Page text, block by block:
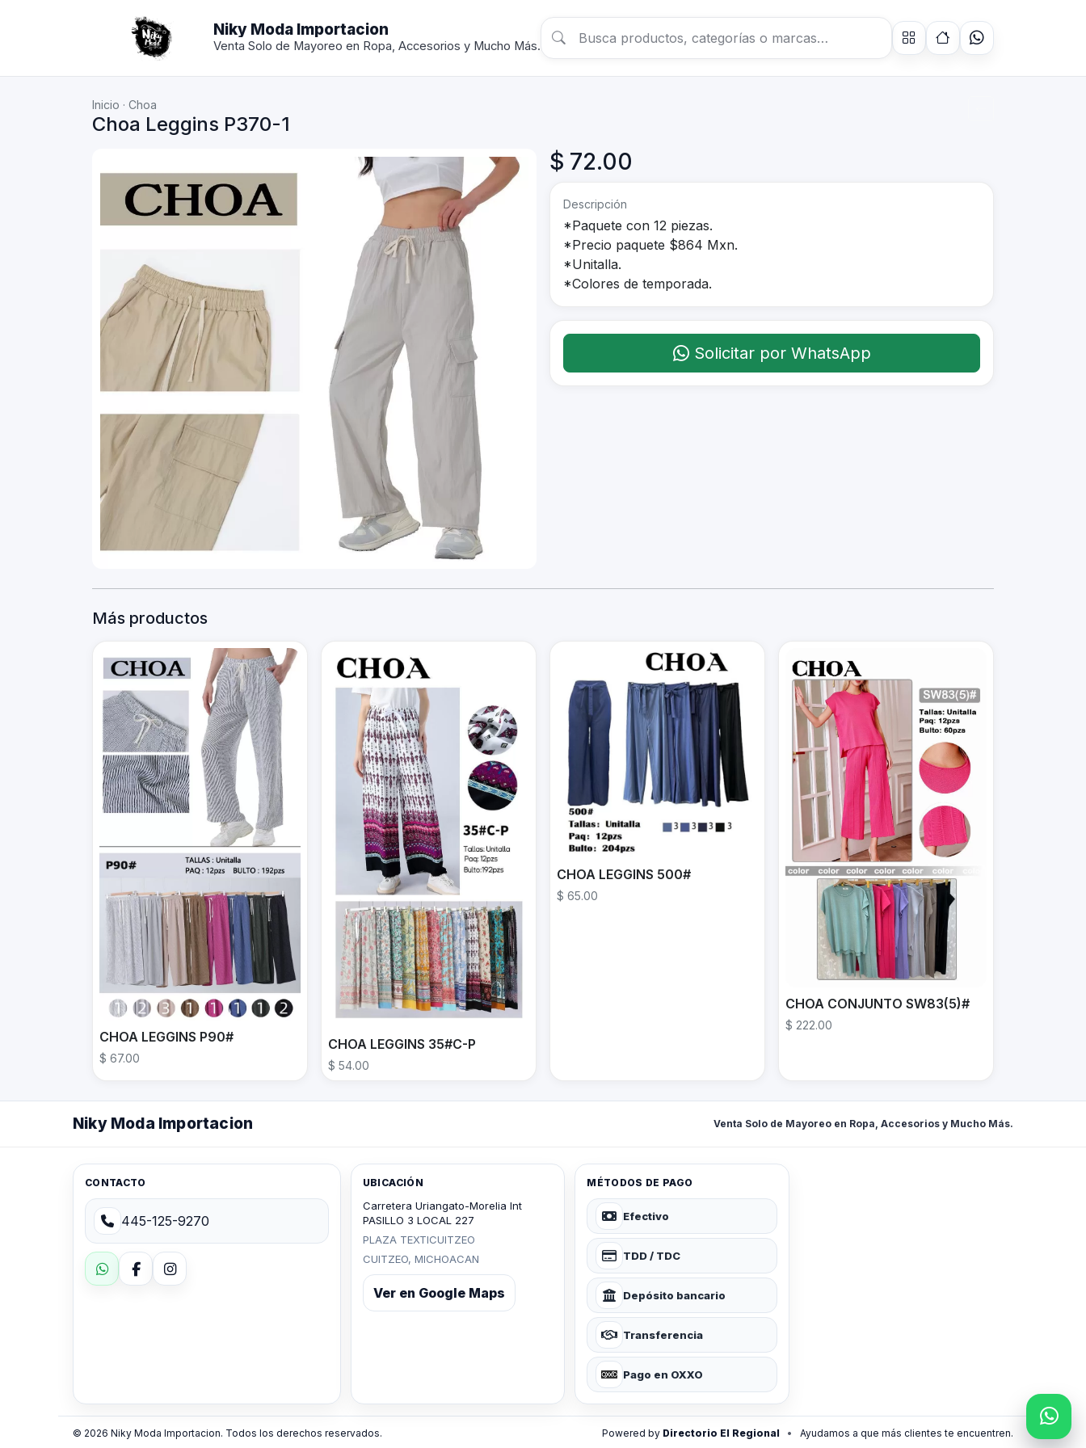
Niky Moda Importacion
Venta Solo de Mayoreo en Ropa, Accesorios y Mucho Más.
Inicio · Choa
Choa Leggins P370-1
$ 72.00
Descripción
*Paquete con 12 piezas.
*Precio paquete $864 Mxn.
*Unitalla.
*Colores de temporada.
Solicitar por WhatsApp
Más productos
CHOA LEGGINS P90#
$ 67.00
CHOA LEGGINS 35#C-P
$ 54.00
CHOA LEGGINS 500#
$ 65.00
CHOA CONJUNTO SW83(5)#
$ 222.00
Niky Moda Importacion Venta Solo de Mayoreo en Ropa, Accesorios y Mucho Más.
CONTACTO
445-125-9270
UBICACIÓN
Carretera Uriangato-Morelia Int
PASILLO 3 LOCAL 227
PLAZA TEXTICUITZEO
CUITZEO, MICHOACAN
Ver en Google Maps
MÉTODOS DE PAGO
Efectivo
TDD / TDC
Depósito bancario
Transferencia
Pago en OXXO
© 2026 Niky Moda Importacion. Todos los derechos reservados. Powered by Directorio El Regional • Ayudamos a que más clientes te encuentren.